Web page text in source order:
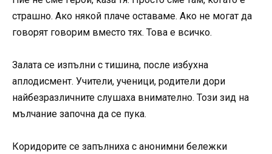
страшно. Ако някой плаче оставаме. Ако не могат да
говорят говорим вместо тях. Това е всичко.
Залата се изпълни с тишина, после избухна
аплодисмент. Учители, ученици, родители дори
найбезразличните слушаха внимателно. Този зид на
мълчание започна да се пука.
Коридорите се запълниха с анонимни бележки